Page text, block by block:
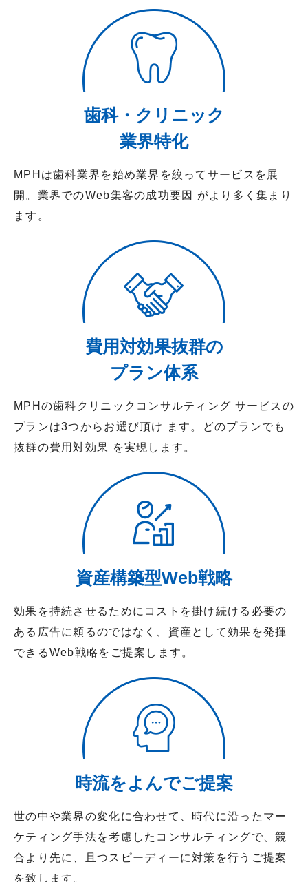
歯科・クリニック
業界特化
MPHは歯科業界を始め業界を絞ってサービスを展
開。業界でのWeb集客の成功要因 がより多く集まり
ます。
費用対効果抜群の
プラン体系
MPHの歯科クリニックコンサルティング サービスの
プランは3つからお選び頂け ます。どのプランでも
抜群の費用対効果 を実現します。
資産構築型Web戦略
効果を持続させるためにコストを掛け続ける必要の
ある広告に頼るのではなく、資産として効果を発揮
できるWeb戦略をご提案します。
時流をよんでご提案
世の中や業界の変化に合わせて、時代に沿ったマー
ケティング手法を考慮したコンサルティングで、競
合より先に、且つスピーディーに対策を行うご提案
を致します。